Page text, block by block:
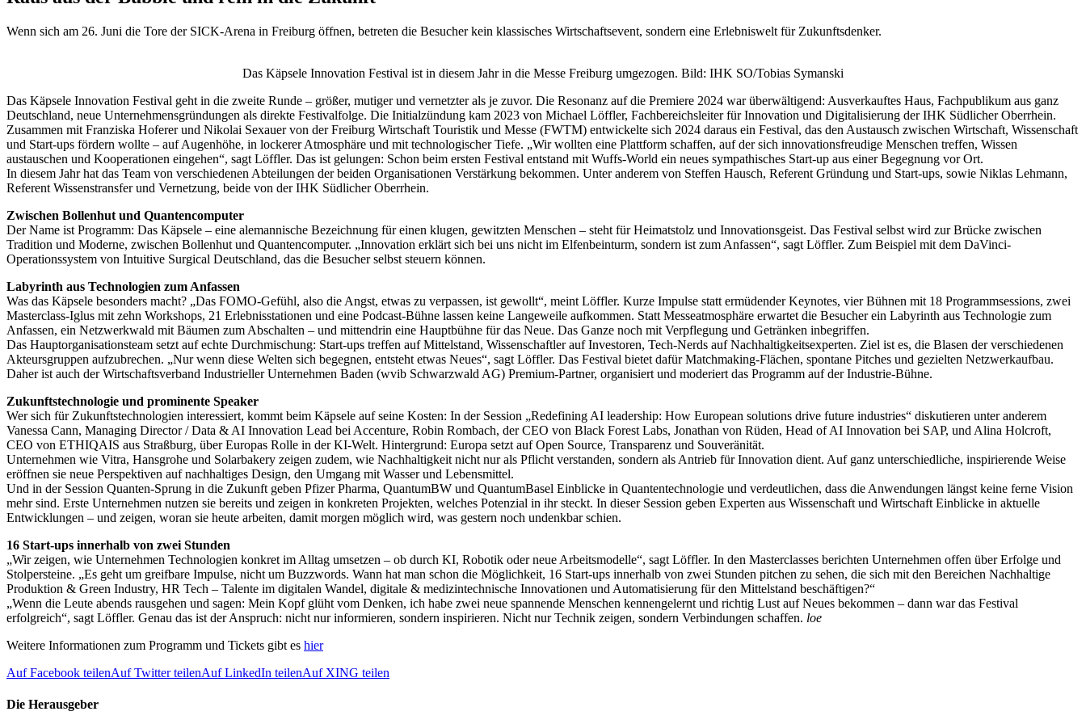
Wenn sich am 26. Juni die Tore der SICK-Arena in Freiburg öffnen, betreten die Besucher kein klassisches Wirtschaftsevent, sondern eine Erlebniswelt für Zukunftsdenker.
Das Käpsele Innovation Festival ist in diesem Jahr in die Messe Freiburg umgezogen. Bild: IHK SO/Tobias Symanski
Das Käpsele Innovation Festival geht in die zweite Runde – größer, mutiger und vernetzter als je zuvor. Die Resonanz auf die Premiere 2024 war überwältigend: Ausverkauftes Haus, Fachpublikum aus ganz
Deutschland, neue Unternehmensgründungen als direkte Festivalfolge. Die Initialzündung kam 2023 von Michael Löffler, Fachbereichsleiter für Innovation und Digitalisierung der IHK Südlicher Oberrhein.
Zusammen mit Franziska Hoferer und Nikolai Sexauer von der Freiburg Wirtschaft Touristik und Messe (FWTM) entwickelte sich 2024 daraus ein Festival, das den Austausch zwischen Wirtschaft, Wissenschaft
und Start-ups fördern wollte – auf Augenhöhe, in lockerer Atmosphäre und mit technologischer Tiefe. „Wir wollten eine Plattform schaffen, auf der sich innovationsfreudige Menschen treffen, Wissen
austauschen und Kooperationen eingehen“, sagt Löffler. Das ist gelungen: Schon beim ersten Festival entstand mit Wuffs-World ein neues sympathisches Start-up aus einer Begegnung vor Ort.
In diesem Jahr hat das Team von verschiedenen Abteilungen der beiden Organisationen Verstärkung bekommen. Unter anderem von Steffen Hausch, Referent Gründung und Start-ups, sowie Niklas Lehmann,
Referent Wissenstransfer und Vernetzung, beide von der IHK Südlicher Oberrhein.
Zwischen Bollenhut und Quantencomputer
Der Name ist Programm: Das Käpsele – eine alemannische Bezeichnung für einen klugen, gewitzten Menschen – steht für Heimatstolz und Innovationsgeist. Das Festival selbst wird zur Brücke zwischen
Tradition und Moderne, zwischen Bollenhut und Quantencomputer. „Innovation erklärt sich bei uns nicht im Elfenbeinturm, sondern ist zum Anfassen“, sagt Löffler. Zum Beispiel mit dem DaVinci-
Operationssystem von Intuitive Surgical Deutschland, das die Besucher selbst steuern können.
Labyrinth aus Technologien zum Anfassen
Was das Käpsele besonders macht? „Das FOMO-Gefühl, also die Angst, etwas zu verpassen, ist gewollt“, meint Löffler. Kurze Impulse statt ermüdender Keynotes, vier Bühnen mit 18 Programmsessions, zwei
Masterclass-Iglus mit zehn Workshops, 21 Erlebnisstationen und eine Podcast-Bühne lassen keine Langeweile aufkommen. Statt Messeatmosphäre erwartet die Besucher ein Labyrinth aus Technologie zum
Anfassen, ein Netzwerkwald mit Bäumen zum Abschalten – und mittendrin eine Hauptbühne für das Neue. Das Ganze noch mit Verpflegung und Getränken inbegriffen.
Das Hauptorganisationsteam setzt auf echte Durchmischung: Start-ups treffen auf Mittelstand, Wissenschaftler auf Investoren, Tech-Nerds auf Nachhaltigkeitsexperten. Ziel ist es, die Blasen der verschiedenen
Akteursgruppen aufzubrechen. „Nur wenn diese Welten sich begegnen, entsteht etwas Neues“, sagt Löffler. Das Festival bietet dafür Matchmaking-Flächen, spontane Pitches und gezielten Netzwerkaufbau.
Daher ist auch der Wirtschaftsverband Industrieller Unternehmen Baden (wvib Schwarzwald AG) Premium-Partner, organisiert und moderiert das Programm auf der Industrie-Bühne.
Zukunftstechnologie und prominente Speaker
Wer sich für Zukunftstechnologien interessiert, kommt beim Käpsele auf seine Kosten: In der Session „Redefining AI leadership: How European solutions drive future industries“ diskutieren unter anderem
Vanessa Cann, Managing Director / Data & AI Innovation Lead bei Accenture, Robin Rombach, der CEO von Black Forest Labs, Jonathan von Rüden, Head of AI Innovation bei SAP, und Alina Holcroft,
CEO von ETHIQAIS aus Straßburg, über Europas Rolle in der KI-Welt. Hintergrund: Europa setzt auf Open Source, Transparenz und Souveränität.
Unternehmen wie Vitra, Hansgrohe und Solarbakery zeigen zudem, wie Nachhaltigkeit nicht nur als Pflicht verstanden, sondern als Antrieb für Innovation dient. Auf ganz unterschiedliche, inspirierende Weise
eröffnen sie neue Perspektiven auf nachhaltiges Design, den Umgang mit Wasser und Lebensmittel.
Und in der Session Quanten-Sprung in die Zukunft geben Pfizer Pharma, QuantumBW und QuantumBasel Einblicke in Quantentechnologie und verdeutlichen, dass die Anwendungen längst keine ferne Vision
mehr sind. Erste Unternehmen nutzen sie bereits und zeigen in konkreten Projekten, welches Potenzial in ihr steckt. In dieser Session geben Experten aus Wissenschaft und Wirtschaft Einblicke in aktuelle
Entwicklungen – und zeigen, woran sie heute arbeiten, damit morgen möglich wird, was gestern noch undenkbar schien.
16 Start-ups innerhalb von zwei Stunden
„Wir zeigen, wie Unternehmen Technologien konkret im Alltag umsetzen – ob durch KI, Robotik oder neue Arbeitsmodelle“, sagt Löffler. In den Masterclasses berichten Unternehmen offen über Erfolge und
Stolpersteine. „Es geht um greifbare Impulse, nicht um Buzzwords. Wann hat man schon die Möglichkeit, 16 Start-ups innerhalb von zwei Stunden pitchen zu sehen, die sich mit den Bereichen Nachhaltige
Produktion & Green Industry, HR Tech – Talente im digitalen Wandel, digitale & medizintechnische Innovationen und Automatisierung für den Mittelstand beschäftigen?“
„Wenn die Leute abends rausgehen und sagen: Mein Kopf glüht vom Denken, ich habe zwei neue spannende Menschen kennengelernt und richtig Lust auf Neues bekommen – dann war das Festival
erfolgreich“, sagt Löffler. Genau das ist der Anspruch: nicht nur informieren, sondern inspirieren. Nicht nur Technik zeigen, sondern Verbindungen schaffen. loe
Weitere Informationen zum Programm und Tickets gibt es hier
Auf Facebook teilenAuf Twitter teilenAuf LinkedIn teilenAuf XING teilen
Die Herausgeber